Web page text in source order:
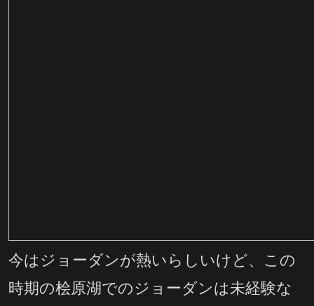
今はジョーダンが熱いらしいけど、この
時期の桧原湖でのジョーダンは未経験な